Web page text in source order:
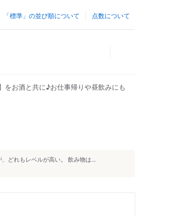
点数について
「標準」の並び順について
お酒と共に♪お仕事帰りや昼飲みにも
どれもレベルが高い。 飲み物は...